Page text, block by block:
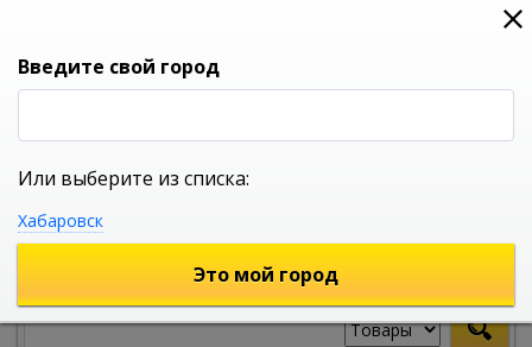
0
УНИВЕРСАЛЬНЫЙ ИНТЕРНЕТ МАГАЗИН
Введите свой город
Или выберите из списка:
Хабаровск
Это мой город